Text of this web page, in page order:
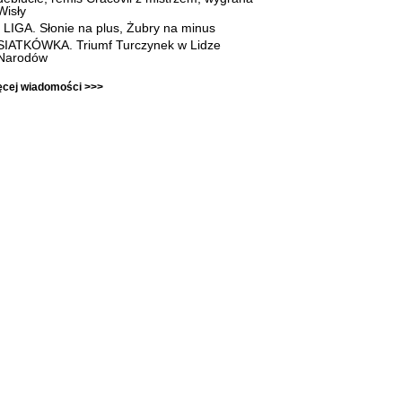
LIGA. Słonie na plus, Żubry na minus
Triumf Turczynek w Lidze
wiadomości >>>